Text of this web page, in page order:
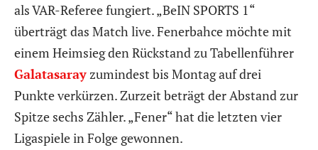
als VAR-Referee fungiert. „BeIN SPORTS 1“
überträgt das Match live. Fenerbahce möchte mit
einem Heimsieg den Rückstand zu Tabellenführer
Galatasaray zumindest bis Montag auf drei
Punkte verkürzen. Zurzeit beträgt der Abstand zur
Spitze sechs Zähler. „Fener“ hat die letzten vier
Ligaspiele in Folge gewonnen.